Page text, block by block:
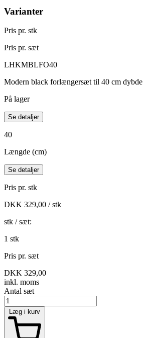
Varianter
Pris pr. stk
Pris pr. sæt
LHKMBLFO40
Modern black forlængersæt til 40 cm dybde
På lager
Se detaljer
40
Længde (cm)
Se detaljer
Pris pr. stk
DKK 329,00 / stk
stk / sæt:
1 stk
Pris pr. sæt
DKK 329,00
inkl. moms
Antal sæt
Læg i kurv